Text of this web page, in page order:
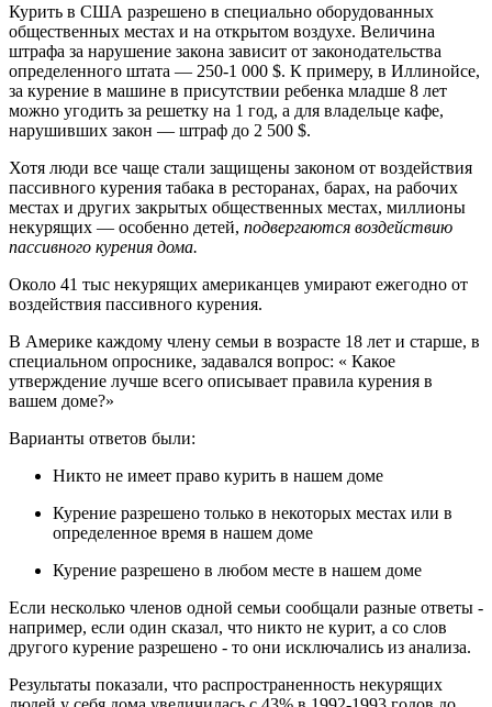
Курить в США разрешено в специально оборудованных
общественных местах и на открытом воздухе. Величина
штрафа за нарушение закона зависит от законодательства
определенного штата — 250-1 000 $. К примеру, в Иллинойсе,
за курение в машине в присутствии ребенка младше 8 лет
можно угодить за решетку на 1 год, а для владельце кафе,
нарушивших закон — штраф до 2 500 $.
Хотя люди все чаще стали защищены законом от воздействия
пассивного курения табака в ресторанах, барах, на рабочих
местах и других закрытых общественных местах, миллионы
некурящих — особенно детей, подвергаются воздействию
пассивного курения дома.
Около 41 тыс некурящих американцев умирают ежегодно от
воздействия пассивного курения.
В Америке каждому члену семьи в возрасте 18 лет и старше, в
специальном опроснике, задавался вопрос: « Какое
утверждение лучше всего описывает правила курения в
вашем доме?»
Варианты ответов были:
Никто не имеет право курить в нашем доме
Курение разрешено только в некоторых местах или в
определенное время в нашем доме
Курение разрешено в любом месте в нашем доме
Если несколько членов одной семьи сообщали разные ответы -
например, если один сказал, что никто не курит, а со слов
другого курение разрешено - то они исключались из анализа.
Результаты показали, что распространенность некурящих